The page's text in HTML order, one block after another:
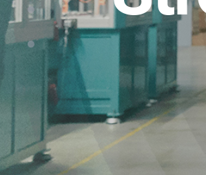
NEO CEE:
effizient in der